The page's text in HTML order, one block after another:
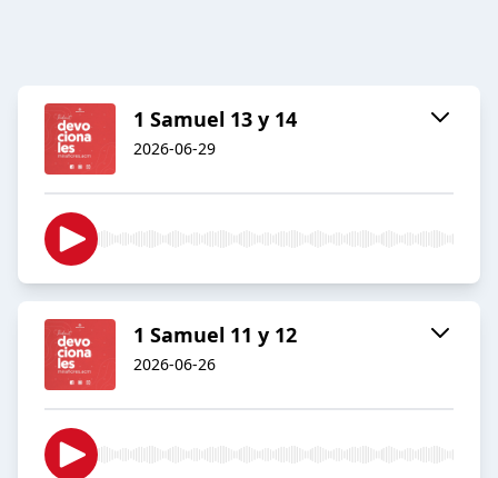
1 Samuel 13 y 14
2026-06-29
1 Samuel 11 y 12
2026-06-26